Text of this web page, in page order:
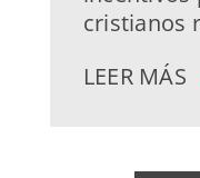
cristianos
LEER MÁS